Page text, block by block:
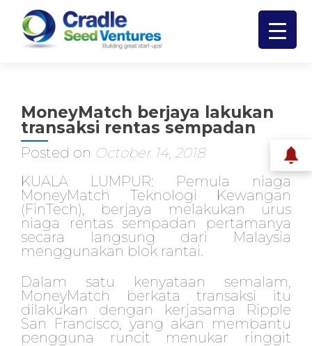
MoneyMatch berjaya lakukan
transaksi rentas sempadan
Posted on October 14, 2018
KUALA LUMPUR: Pemula niaga
MoneyMatch Teknologi Kewangan
(FinTech), berjaya melakukan urus
niaga rentas sempadan pertamanya
secara langsung dari Malaysia
menggunakan blok rantai.
Dalam satu kenyataan semalam,
MoneyMatch berkata transaksi itu
dilakukan dengan kerjasama Ripple
San Francisco, yang akan membantu
pengguna runcit menukar ringgit